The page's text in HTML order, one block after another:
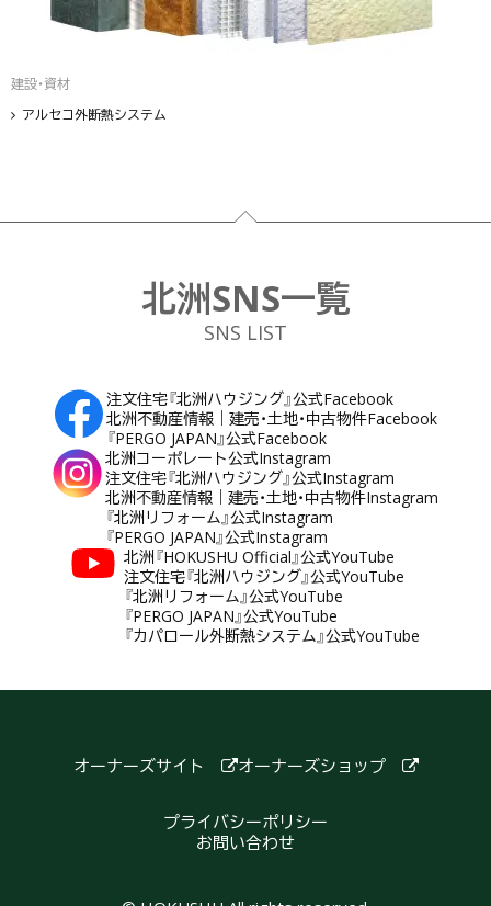
建設・資材
アルセコ外断熱システム
フッター
北洲SNS一覧
SNS LIST
注文住宅『北洲ハウジング』公式Facebook
北洲不動産情報｜建売・土地・中古物件Facebook
『PERGO JAPAN』公式Facebook
北洲コーポレート公式Instagram
注文住宅『北洲ハウジング』公式Instagram
北洲不動産情報｜建売・土地・中古物件Instagram
『北洲リフォーム』公式Instagram
『PERGO JAPAN』公式Instagram
北洲『HOKUSHU Official』公式YouTube
注文住宅『北洲ハウジング』公式YouTube
『北洲リフォーム』公式YouTube
『PERGO JAPAN』公式YouTube
『カパロール外断熱システム』公式YouTube
オーナーズサイト オーナーズショップ
プライバシーポリシー
お問い合わせ